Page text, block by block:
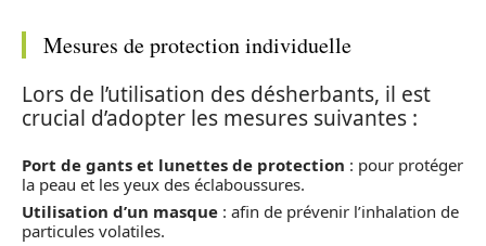
Mesures de protection individuelle
Lors de l’utilisation des désherbants, il est
crucial d’adopter les mesures suivantes :
Port de gants et lunettes de protection : pour protéger
la peau et les yeux des éclaboussures.
Utilisation d’un masque : afin de prévenir l’inhalation de
particules volatiles.